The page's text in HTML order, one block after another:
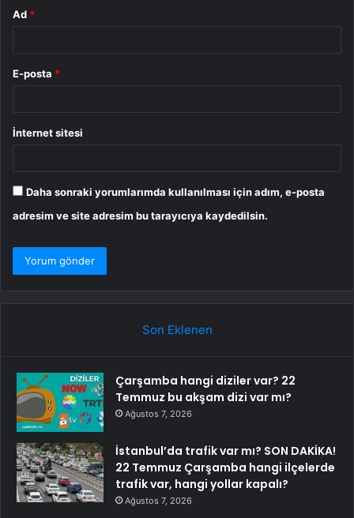
Ad *
E-posta *
İnternet sitesi
Daha sonraki yorumlarımda kullanılması için adım, e-posta
adresim ve site adresim bu tarayıcıya kaydedilsin.
Son Eklenen
Çarşamba hangi diziler var? 22
Temmuz bu akşam dizi var mı?
Ağustos 7, 2026
İstanbul’da trafik var mı? SON DAKİKA!
22 Temmuz Çarşamba hangi ilçelerde
trafik var, hangi yollar kapalı?
Ağustos 7, 2026